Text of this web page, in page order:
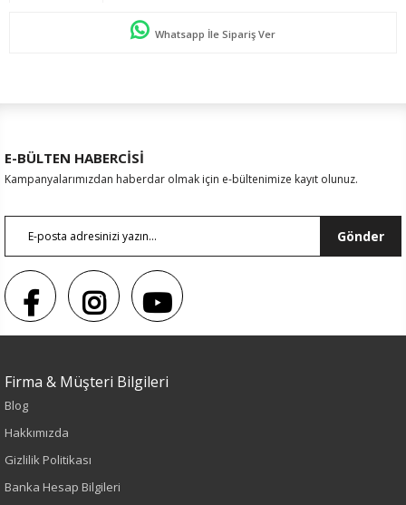
Whatsapp İle Sipariş Ver
E-BÜLTEN HABERCİSİ
Kampanyalarımızdan haberdar olmak için e-bültenimize kayıt olunuz.
Gönder
Firma & Müşteri Bilgileri
Blog
Hakkımızda
Gizlilik Politikası
Banka Hesap Bilgileri